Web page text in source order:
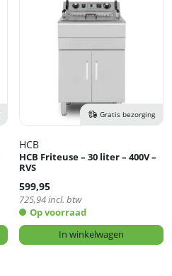
Gratis bezorging
HCB
HCB Friteuse – 30 liter – 400V –
RVS
599,95
725,94incl. btw
Op voorraad
In winkelwagen